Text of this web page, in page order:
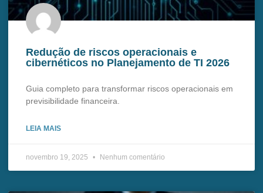
Redução de riscos operacionais e
cibernéticos no Planejamento de TI 2026
Guia completo para transformar riscos operacionais em
previsibilidade financeira.
LEIA MAIS
novembro 19, 2025 Nenhum comentário